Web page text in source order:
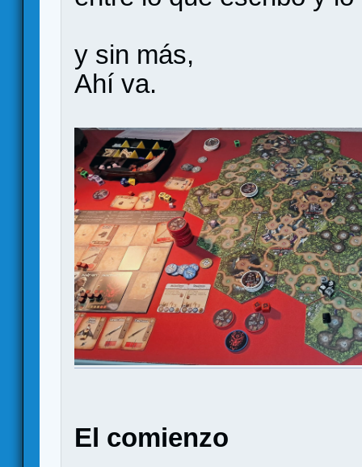
y sin más,
Ahí va.
El comienzo